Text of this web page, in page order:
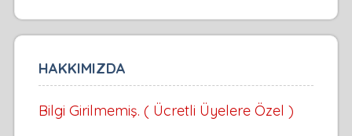
HAKKIMIZDA
Bilgi Girilmemiş. ( Ücretli Üyelere Özel )